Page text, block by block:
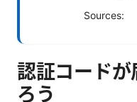
Sources:
認証コード
ろう